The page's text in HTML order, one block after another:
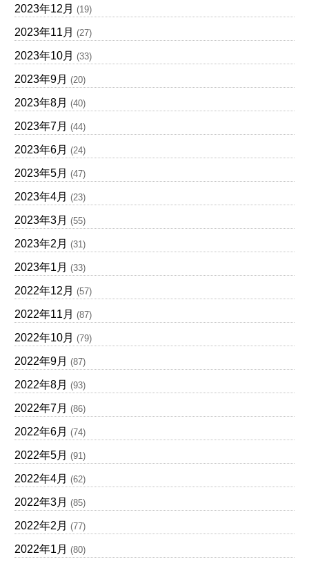
2023年12月 (19)
2023年11月 (27)
2023年10月 (33)
2023年9月 (20)
2023年8月 (40)
2023年7月 (44)
2023年6月 (24)
2023年5月 (47)
2023年4月 (23)
2023年3月 (55)
2023年2月 (31)
2023年1月 (33)
2022年12月 (57)
2022年11月 (87)
2022年10月 (79)
2022年9月 (87)
2022年8月 (93)
2022年7月 (86)
2022年6月 (74)
2022年5月 (91)
2022年4月 (62)
2022年3月 (85)
2022年2月 (77)
2022年1月 (80)